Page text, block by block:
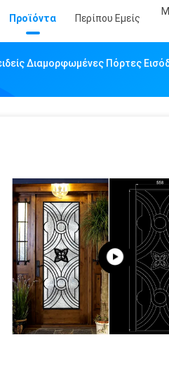
Προϊόντα Περίπου Εμείς
Διαμορφωμένες Πόρτες